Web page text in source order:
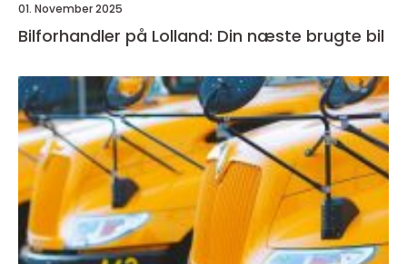
01. November 2025
Bilforhandler på Lolland: Din næste brugte bil